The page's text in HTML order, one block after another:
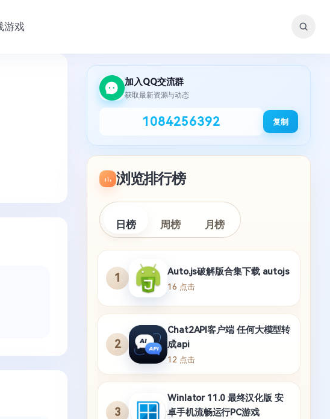
游戏
加入QQ交流群
获取最新资源与动态
1084256392 复制
浏览排行榜
日榜 周榜 月榜
1
Auto.js破解版合集下载 autojs
16 点击
2
Chat2API客户端 任何大模型转
成api
12 点击
3
Winlator 11.0 最终汉化版 安
卓手机流畅运行PC游戏